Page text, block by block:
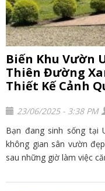
Biến Khu Vườn
Thiên Đường
Thiết Kế Cảnh
23/06/2025 - 3:38 PM
Bạn đang sinh sống
không gian sân vườn
sau những giờ làm việc